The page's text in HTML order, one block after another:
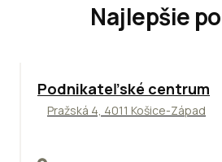
Najlepšie
ODPORÚČAME
Podnikateľské centrum
Pražská 4, 4011 Košice-Západ